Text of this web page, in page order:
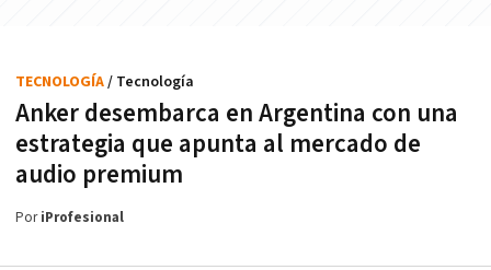
Anker desembarca en Argentina con una
estrategia que apunta al mercado de
audio premium
TECNOLOGÍA/ Tecnología
PoriProfesional